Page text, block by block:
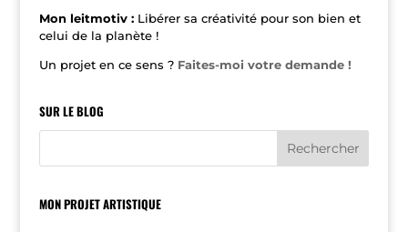
Mon leitmotiv : Libérer sa créativité pour son bien et
celui de la planète !
Un projet en ce sens ? Faites-moi votre demande !
SUR LE BLOG
MON PROJET ARTISTIQUE